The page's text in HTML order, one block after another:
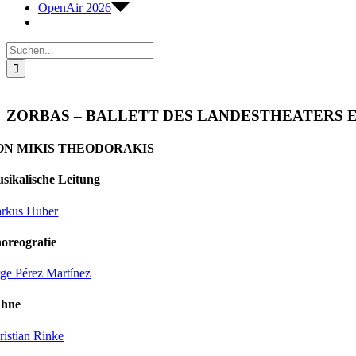
OpenAir 2026
Suche
nach:
ZORBAS – BALLETT DES LANDESTHEATERS
MIKIS THEODORAKIS
Leitung
Huber
Pérez Martínez
Rinke